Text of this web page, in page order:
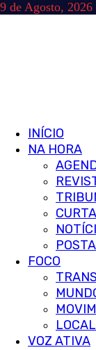
Skip
9 de Agosto, 2026
Primary
Menu
INÍCIO
NA HORA
FOCO
LOCAL
VOZ ATIVA